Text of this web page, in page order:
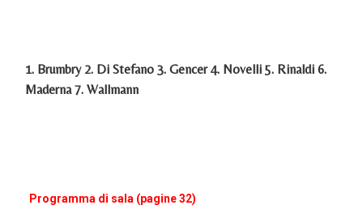
1. Brumbry 2. Di Stefano 3. Gencer 4. Novelli 5. Rinaldi 6.
Maderna 7. Wallmann
Programma di sala (pagine 32)